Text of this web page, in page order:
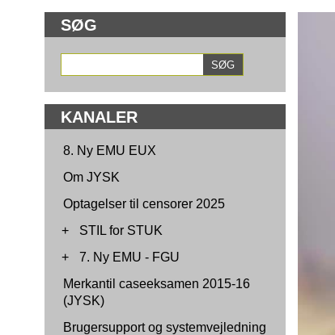
SØG
KANALER
8. Ny EMU EUX
Om JYSK
Optagelser til censorer 2025
+
STIL for STUK
+
7. Ny EMU - FGU
Merkantil caseeksamen 2015-16
(JYSK)
Brugersupport og systemvejledning